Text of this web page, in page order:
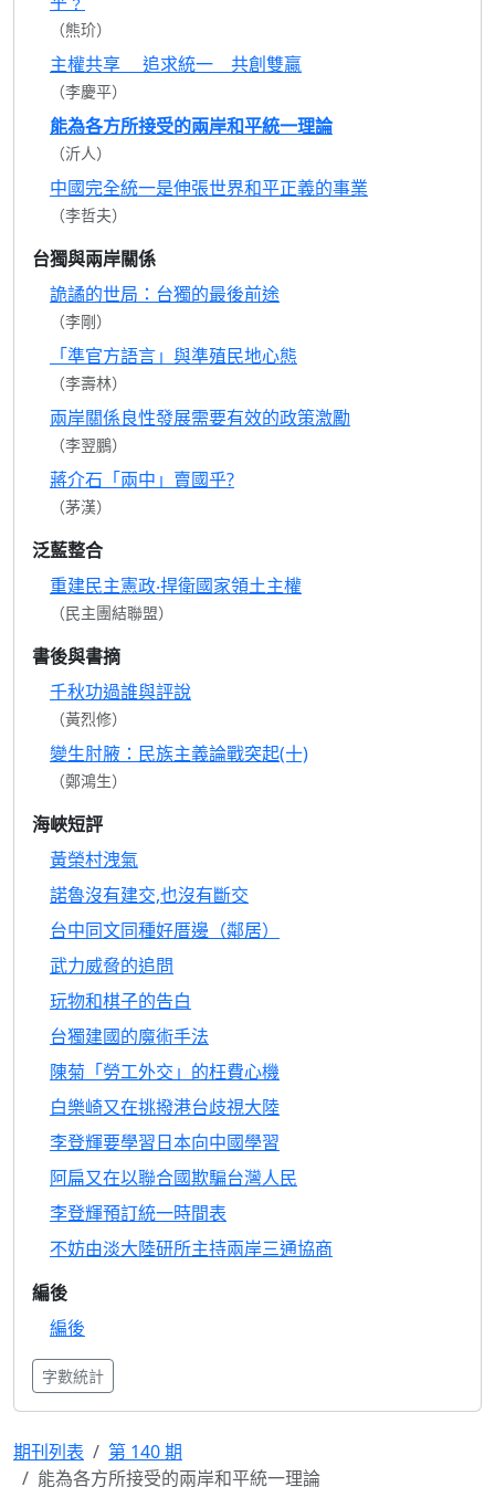
（熊玠）
主權共享 追求統一 共創雙贏
（李慶平）
能為各方所接受的兩岸和平統一理論
（沂人）
中國完全統一是伸張世界和平正義的事業
（李哲夫）
台獨與兩岸關係
詭譎的世局：台獨的最後前途
（李剛）
「準官方語言」與準殖民地心態
（李壽林）
兩岸關係良性發展需要有效的政策激勵
（李翌鵬）
蔣介石「兩中」賣國乎?
（茅漢）
泛藍整合
重建民主憲政‧捍衛國家領土主權
（民主團結聯盟）
書後與書摘
千秋功過誰與評說
（黃烈修）
變生肘腋：民族主義論戰突起(十)
（鄭鴻生）
海峽短評
黃榮村洩氣
諾魯沒有建交,也沒有斷交
台中同文同種好厝邊（鄰居）
武力威脅的追問
玩物和棋子的告白
台獨建國的魔術手法
陳菊「勞工外交」的枉費心機
白樂崎又在挑撥港台歧視大陸
李登輝要學習日本向中國學習
阿扁又在以聯合國欺騙台灣人民
李登輝預訂統一時間表
不妨由淡大陸研所主持兩岸三通協商
編後
編後
字數統計
期刊列表
第 140 期
能為各方所接受的兩岸和平統一理論